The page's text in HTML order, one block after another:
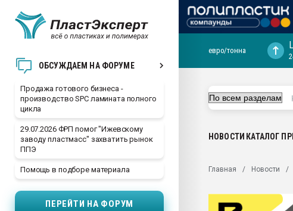
ОБСУЖДАЕМ НА ФОРУМЕ
Продажа готового бизнеса -
производство SPC ламината полного
цикла
29.07.2026 ФРП помог "Ижевскому
заводу пластмасс" захватить рынок
ППЭ
Помощь в подборе материала
ПЕРЕЙТИ НА ФОРУМ
28.07.2026 "Технониколь"
Всё, что касается выдува ПЭТ
Материал поверхности
Продам отходы Композиция
поликарбоната и АБС-
евро/тонна
НОВОСТИ КАТАЛОГ
Главная Новости